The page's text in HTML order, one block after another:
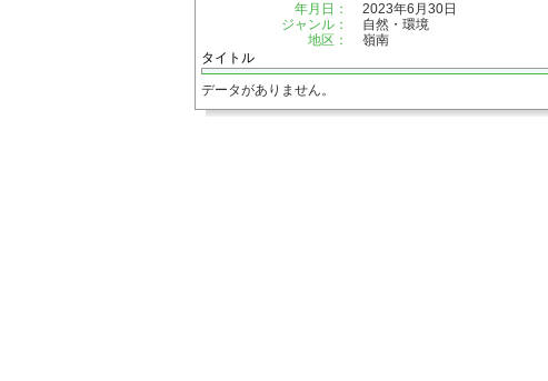
年月日：
2023年6月30日
ジャンル：
自然・環境
地区：
嶺南
タイトル
データがありません。